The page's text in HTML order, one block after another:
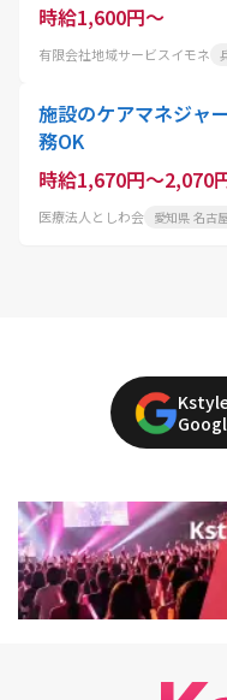
時給1,600円～
有限会社地域サービスイモネ
施設のケアマネジャ
務OK
時給1,670円～2,070
医療法人としわ会 愛知県 名古